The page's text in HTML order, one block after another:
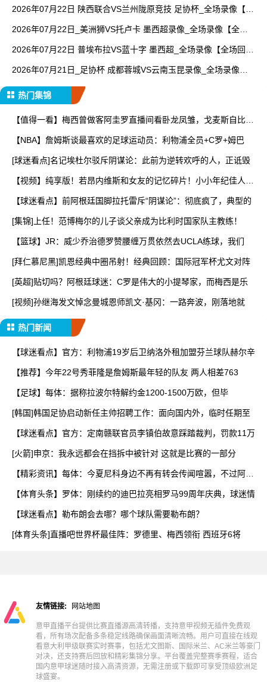
2026年07月22日 陕西联合VS兰州陇原竞技 足协杯_全场录像【全
2026年07月22日_美洲狮VS托卢卡 墨西超录像_全场录像【全场
2026年07月22日 普埃布拉VS蓝十字 墨西超_全场录像【全场回
2026年07月21日_足协杯 成都蓉城VS云南玉昆录像_全场录像
热门集锦
【值得一看】梅西曾做客阿圭罗直播间看卧龙凤雏，戈麦斯自比小
【NBA】詹姆斯谈最喜欢的足球运动员：利物浦全员+C罗+姆巴
[球迷看点]名记埃杜尔驳斥阴谋论：此前为逆转欢呼的人，正诋毁
【视频】纯享版！若昂内维斯和女友的记忆碎片！小小年纪佳人相
【球迷看点】前阿根廷国脚拉托雷斥“阴谋论”：彻底疯了，典型的
[集锦]上任！范博梅尔的儿子谈父亲成为比利时国家队主教练！
【篮球】JR：威少乔治德罗赞腰缠万贯依然去UCLA练球，我们
[拜仁慕尼黑]凯恩经典中圈吊射！经典回顾：国际冠军杯尤文对阵
[英超]贴切吗？阿根廷球迷：C罗是伟大的小提琴家，而梅西是乐
[视频]孙继海发文悼念曼城恩师凯文·基冈：一路奔波，刚落地就
热门新闻
【球迷看点】官方：利物浦19岁后卫纳洛外租加盟芬兰球队赫尔辛
【推荐】今年22号秀菲隆是詹姆斯最年轻的队友 两人相差763
【足球】每体：据称拉波尔特解约金1200-1500万欧，但毕
[韩国]韩国足协启动新任主帅招聘工作：面向国内外，临时任期至
【球迷看点】官方：定南赣联官员李镇伯故意踩踏裁判，罚款11万
[火箭]申京：我永远都会在挡拆中被针对 这就是比赛的一部分
【精彩资讯】每体：今夏尼科身边不再有转会传闻喧嚣，不过阿森
【体育头条】罗体：刚续约的迪巴拉亮相罗马99周年庆典，球迷情
【球迷看点】勒布朗会去哪？哪个球队需要勒布朗？
[体育头条]直播吧世界杯最佳阵：罗德里、梅西领衔 西班牙6将
友情链接: 网站地图
意甲直播平台提供比赛直播源高清转播，支持意甲视频无插件免费观
看，所有场次配备多条稳定线路确保画面清晰流畅。用户可直接在线观
看意大利甲级联赛实时赛事，包括尤文图斯、国际米兰、AC米兰等豪门
对决，还支持赛后回放和精彩集锦分享。平台覆盖完整赛季赛程，适合
国内意甲球迷随时接入高清资源，无需注册或下载即可享受顶级欧洲足
球盛宴。